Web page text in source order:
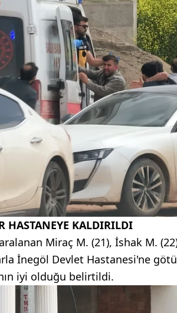
HASTANEYE KALDIRILDI
Miraç M. (21), İshak M.
İnegöl Devlet Hastanesi'ne
iyi olduğu belirtildi.